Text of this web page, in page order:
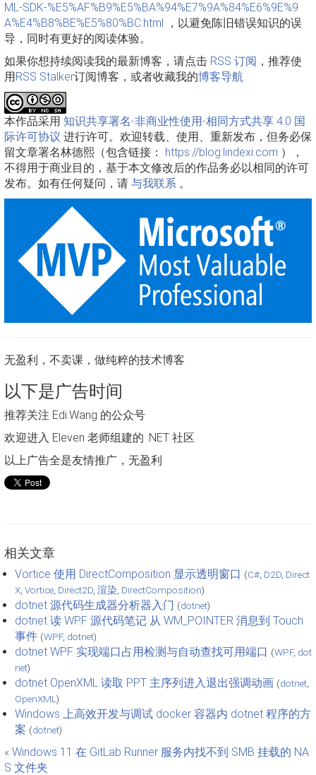
ML-SDK-%E5%AF%B9%E5%BA%94%E7%9A%84%E6%9E%9
A%E4%B8%BE%E5%80%BC.html ，以避免陈旧错误知识的误
导，同时有更好的阅读体验。
如果你想持续阅读我的最新博客，请点击 RSS 订阅 ，推荐使
用RSS Stalker订阅博客，或者收藏我的博客导航
本作品采用 知识共享署名-非商业性使用-相同方式共享 4.0 国
际许可协议 进行许可。欢迎转载、使用、重新发布，但务必保
留文章署名林德熙（包含链接： https://blog.lindexi.com ），
不得用于商业目的，基于本文修改后的作品务必以相同的许可
发布。如有任何疑问，请 与我联系 。
无盈利，不卖课，做纯粹的技术博客
以下是广告时间
推荐关注 Edi.Wang 的公众号
欢迎进入 Eleven 老师组建的 .NET 社区
以上广告全是友情推广，无盈利
相关文章
Vortice 使用 DirectComposition 显示透明窗口 (C# D2D Direct
X Vortice Direct2D 渲染 DirectComposition)
dotnet 源代码生成器分析器入门 (dotnet)
dotnet 读 WPF 源代码笔记 从 WM_POINTER 消息到 Touch
事件 (WPF, dotnet)
dotnet WPF 实现端口占用检测与自动查找可用端口 (WPF, dot
net)
dotnet OpenXML 读取 PPT 主序列进入退出强调动画 (dotnet
OpenXML )
Windows 上高效开发与调试 docker 容器内 dotnet 程序的方
案 (dotnet)
« Windows 11 在 GitLab Runner 服务内找不到 SMB 挂载的 NA
S 文件夹